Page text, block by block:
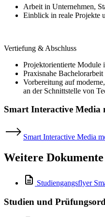
Arbeit in Unternehmen,
Einblick in reale Projekte
Vertiefung & Abschluss
Projektorientierte Module
Praxisnahe Bachelorarbeit
Vorbereitung auf
an der Schnittstelle von
Smart Interactive Media
Smart Interactive Media
Weitere Dokumente
Studiengangsflyer
Studien und